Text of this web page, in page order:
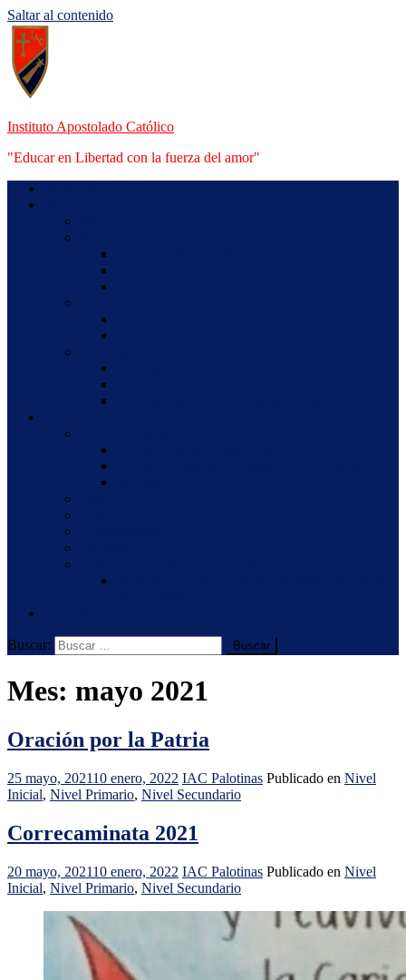
Saltar al contenido
Instituto Apostolado Católico
"Educar en Libertad con la fuerza del amor"
Buscar:
Mes: mayo 2021
Oración por la Patria
25 mayo, 202110 enero, 2022 IAC Palotinas Publicado en Nivel
Inicial, Nivel Primario, Nivel Secundario
Correcaminata 2021
20 mayo, 202110 enero, 2022 IAC Palotinas Publicado en Nivel
Inicial, Nivel Primario, Nivel Secundario